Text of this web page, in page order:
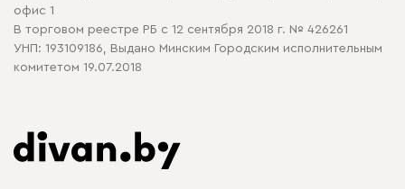
офис 1
В торговом реестре РБ с 12 сентября 2018 г. № 426261
УНП: 193109186, Выдано Минским Городским исполнительным
комитетом 19.07.2018